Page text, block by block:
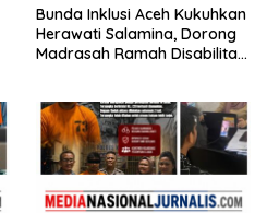
Bunda Inklusi Aceh Kukuhkan
Herawati Salamina, Dorong
Madrasah Ramah Disabilitas